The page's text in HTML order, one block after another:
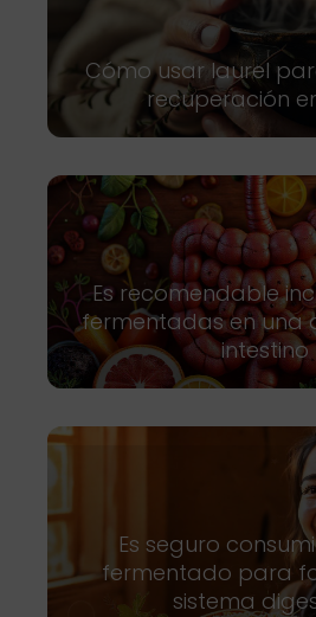
Cómo usar laurel
recuperación
Es recomendable
fermentadas en una
intestino
Es seguro
fermentado para
sistema